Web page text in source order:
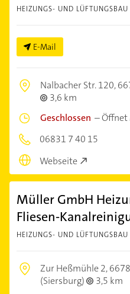
HEIZUNGS- UND LÜFTUNGSBAU
E-Mail
Nalbacher Str. 120,
3,6 km
Geschlossen –Öffnet
06831 7 40 15
Webseite
Müller GmbH
Fliesen-
HEIZUNGS- UND LÜFTUNGSBAU
Zur Heßmühle 2,
(Siersburg)
3,5 km